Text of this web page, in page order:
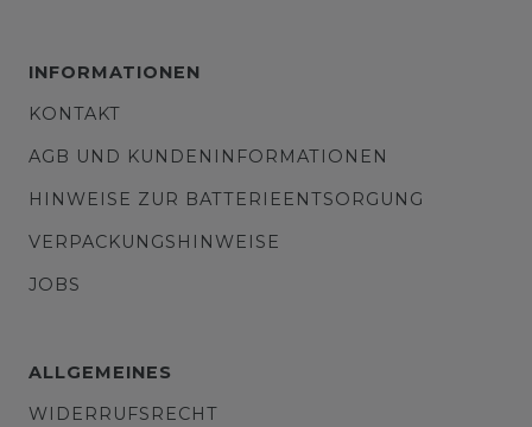
INFORMATIONEN
KONTAKT
AGB UND KUNDENINFORMATIONEN
HINWEISE ZUR BATTERIEENTSORGUNG
VERPACKUNGSHINWEISE
JOBS
ALLGEMEINES
WIDERRUFSRECHT